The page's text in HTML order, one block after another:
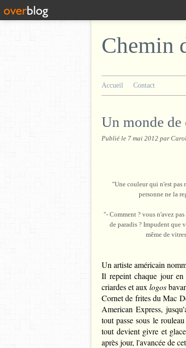
Chemin
Accueil Contact
Un monde de
Publié le 7 mai 2012 par
"Une couleur qui n'est pas
personne ne la
"- Comment ? vous n'avez
de paradis ? Impudent que
même de
Un artiste américain
Il repeint chaque jour
criardes et aux logos
Cornet de frites du Mac
American Express,
tout passe sous le
tout devient givre et
après jour, l'avancée de